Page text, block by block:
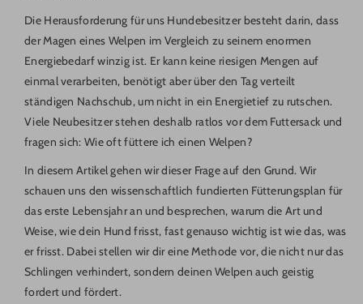
Die Herausforderung für uns Hundebesitzer besteht darin, dass
der Magen eines Welpen im Vergleich zu seinem enormen
Energiebedarf winzig ist. Er kann keine riesigen Mengen auf
einmal verarbeiten, benötigt aber über den Tag verteilt
ständigen Nachschub, um nicht in ein Energietief zu rutschen.
Viele Neubesitzer stehen deshalb ratlos vor dem Futtersack und
fragen sich: Wie oft füttere ich einen Welpen?
In diesem Artikel gehen wir dieser Frage auf den Grund. Wir
schauen uns den wissenschaftlich fundierten Fütterungsplan für
das erste Lebensjahr an und besprechen, warum die Art und
Weise, wie dein Hund frisst, fast genauso wichtig ist wie das, was
er frisst. Dabei stellen wir dir eine Methode vor, die nicht nur das
Schlingen verhindert, sondern deinen Welpen auch geistig
fordert und fördert.